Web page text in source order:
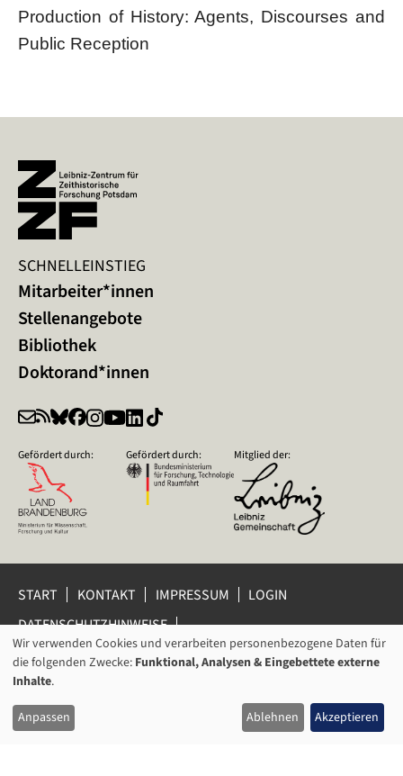
Production of History: Agents, Discourses and
Public Reception
SCHNELLEINSTIEG
Mitarbeiter*innen
Stellenangebote
Bibliothek
Doktorand*innen
Gefördert durch: Gefördert durch: Mitglied der:
START KONTAKT IMPRESSUM
LOGIN
DATENSCHUTZHINWEISE
DATENSCHUTZ-EINSTELLUNGEN
HINWEISGEBERSCHUTZ
(ZZF) e.V.
VERWENDUNG
VON
PERSONENBEZOGENEN
DATEN
Wir verwenden Cookies und verarbeiten personenbezogene Daten für
die folgenden Zwecke: Funktional, Analysen & Eingebettete externe
Inhalte.
Anpassen Ablehnen Akzeptieren